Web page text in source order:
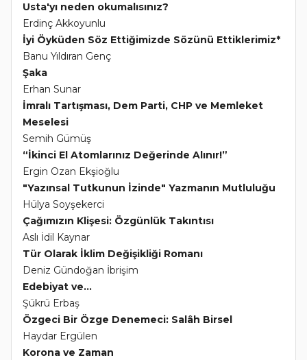
Usta'yı neden okumalısınız?
Erdinç Akkoyunlu
İyi Öyküden Söz Ettiğimizde Sözünü Ettiklerimiz*
Banu Yıldıran Genç
Şaka
Erhan Sunar
İmralı Tartışması, Dem Parti, CHP ve Memleket
Meselesi
Semih Gümüş
“İkinci El Atomlarınız Değerinde Alınır!”
Ergin Ozan Ekşioğlu
"Yazınsal Tutkunun İzinde" Yazmanın Mutluluğu
Hülya Soyşekerci
Çağımızın Klişesi: Özgünlük Takıntısı
Aslı İdil Kaynar
Tür Olarak İklim Değişikliği Romanı
Deniz Gündoğan İbrişim
Edebiyat ve...
Şükrü Erbaş
Özgeci Bir Özge Denemeci: Salâh Birsel
Haydar Ergülen
Korona ve Zaman